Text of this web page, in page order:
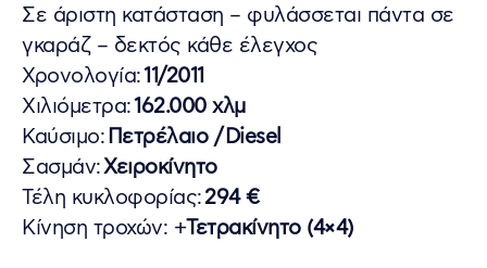
Σε άριστη κατάσταση – φυλάσσεται πάντα σε
γκαράζ – δεκτός κάθε έλεγχος
Χρονολογία:11/2011
Χιλιόμετρα:162.000 χλμ
Καύσιμο:Πετρέλαιο / Diesel
Σασμάν:Χειροκίνητο
Τέλη κυκλοφορίας:294 €
Κίνηση τροχών: +Τετρακίνητο (4×4)